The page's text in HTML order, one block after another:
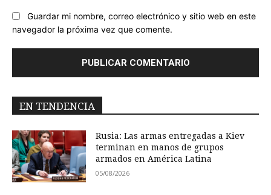
Guardar mi nombre, correo electrónico y sitio web en este
navegador la próxima vez que comente.
EN TENDENCIA
Rusia: Las armas entregadas a Kiev
terminan en manos de grupos
armados en América Latina
05/08/2026